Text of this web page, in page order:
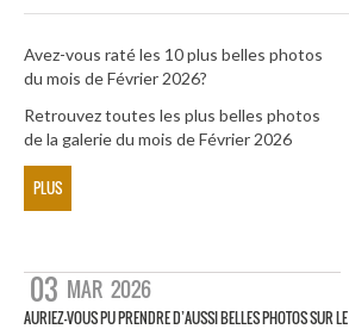
Avez-vous raté les 10 plus belles photos
du mois de Février 2026?
Retrouvez toutes les plus belles photos
de la galerie du mois de Février 2026
PLUS
03 MAR 2026
AURIEZ-VOUS PU PRENDRE D’AUSSI BELLES PHOTOS SUR LE